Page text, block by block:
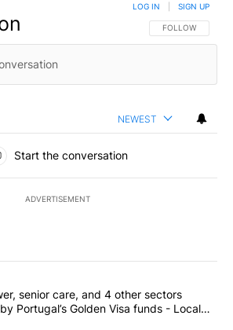
FOLLOW THIS
FOLLOW
LOG IN SIGN UP
NEWEST
Start the conversation
ADVERTISEMENT
of the most commented articles in the last
"Solar power, senior care, and 4 other
senior care, and 4 other sectors
Portugal’s Golden Visa funds - Local